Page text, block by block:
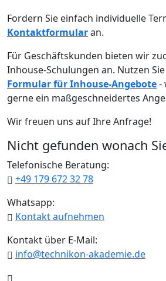
Fordern Sie einfach individuelle
Kontaktformularan.
Für Geschäftskunden bieten wir
Inhouse-Schulungen an. Nutzen
Formular für Inhouse-Angebote-
gerne ein maßgeschneidertes
Wir freuen uns auf Ihre Anfrage!
Nicht gefunden wonach
Telefonische Beratung:
+49 179 672 32 78
Whatsapp:
Kontakt aufnehmen
Kontakt über E-Mail:
info@technikon-akademie.de